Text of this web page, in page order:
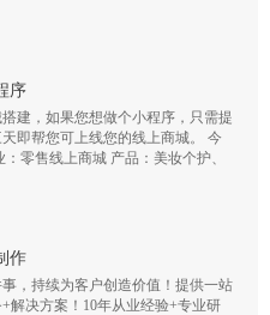
序
建，如果您想做个小程序，只需提
即帮您可上线您的线上商城。 今
零售线上商城 产品：美妆个护、
作
，持续为客户创造价值！提供一站
解决方案！10年从业经验+专业研